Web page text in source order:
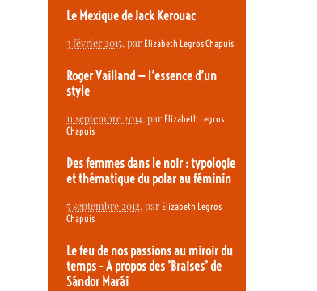
Le Mexique de Jack Kerouac
3 février 2015, par Elizabeth Legros Chapuis
Roger Vailland — l’essence d’un
style
11 septembre 2014, par Elizabeth Legros
Chapuis
Des femmes dans le noir : typologie
et thématique du polar au féminin
5 septembre 2012, par Elizabeth Legros
Chapuis
Le feu de nos passions au miroir du
temps - A propos des ’Braises’ de
Sándor Marái